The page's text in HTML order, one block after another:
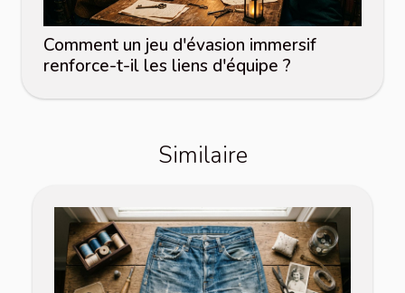
Comment un jeu d'évasion immersif
renforce-t-il les liens d'équipe ?
Similaire